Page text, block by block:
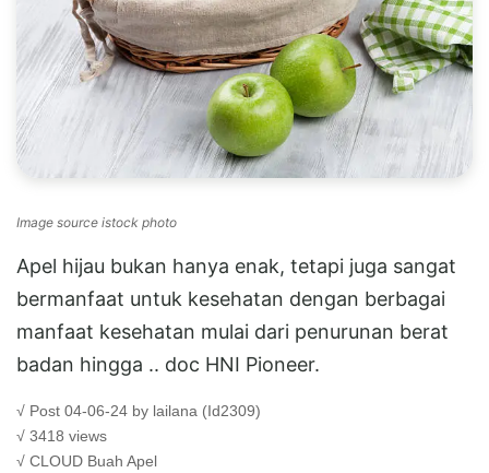
Image source istock photo
Apel hijau bukan hanya enak, tetapi juga sangat
bermanfaat untuk kesehatan dengan berbagai
manfaat kesehatan mulai dari penurunan berat
badan hingga .. doc HNI Pioneer.
√ Post 04-06-24 by lailana (Id2309)
√ 3418 views
√ CLOUD Buah Apel